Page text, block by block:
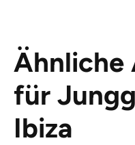
für
Ibiza